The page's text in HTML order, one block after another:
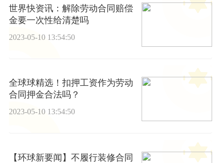
世界快资讯：解除劳动合同赔偿
金要一次性给清楚吗
2023-05-10 13:54:50
全球球精选！扣押工资作为劳动
合同押金合法吗？
2023-05-10 13:54:50
【环球新要闻】不履行装修合同